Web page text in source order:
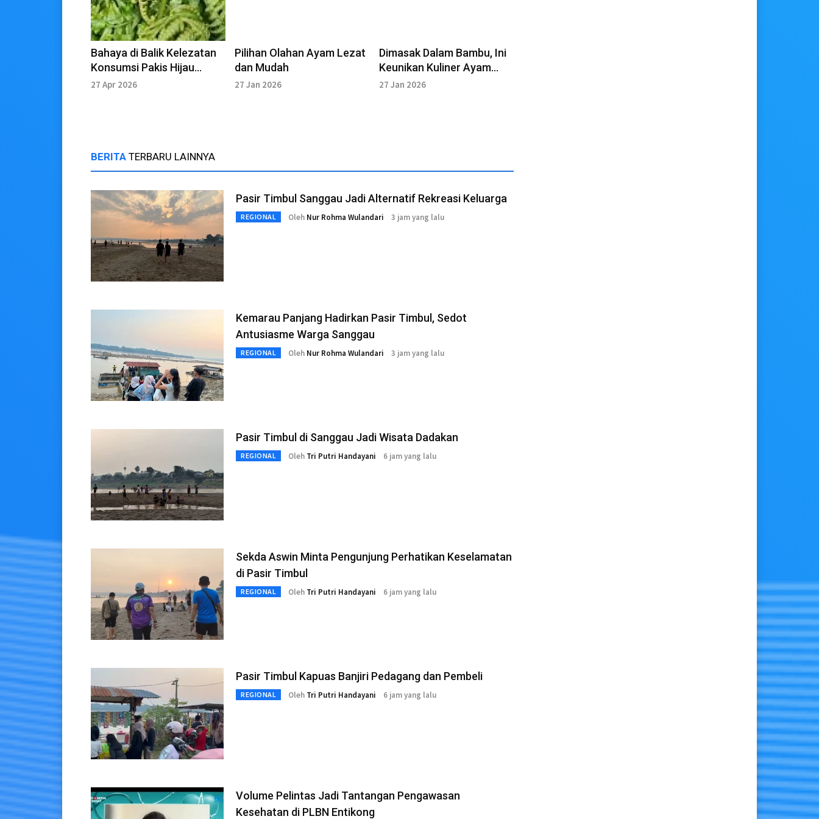
Bahaya di Balik Kelezatan
Konsumsi Pakis Hijau
Berlebihan
27 Apr 2026
Pilihan Olahan Ayam Lezat
dan Mudah
27 Jan 2026
Dimasak Dalam Bambu, Ini
Keunikan Kuliner Ayam
Pansuh
27 Jan 2026
BERITA TERBARU LAINNYA
Pasir Timbul Sanggau Jadi Alternatif Rekreasi Keluarga
REGIONAL Oleh Nur Rohma Wulandari 3 jam yang lalu
Kemarau Panjang Hadirkan Pasir Timbul, Sedot
Antusiasme Warga Sanggau
REGIONAL Oleh Nur Rohma Wulandari 3 jam yang lalu
Pasir Timbul di Sanggau Jadi Wisata Dadakan
REGIONAL Oleh Tri Putri Handayani 6 jam yang lalu
Sekda Aswin Minta Pengunjung Perhatikan Keselamatan
di Pasir Timbul
REGIONAL Oleh Tri Putri Handayani 6 jam yang lalu
Pasir Timbul Kapuas Banjiri Pedagang dan Pembeli
REGIONAL Oleh Tri Putri Handayani 6 jam yang lalu
Volume Pelintas Jadi Tantangan Pengawasan
Kesehatan di PLBN Entikong